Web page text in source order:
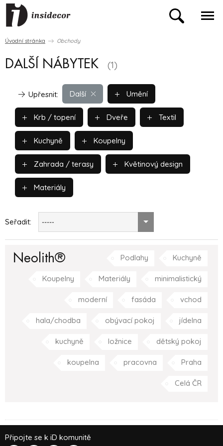
Úvodní stránka Obchody
DALŠÍ NÁBYTEK (1)
Další
Upřesnit: Umění
Krb / topení Dveře Textil
Kuchyně Koupelny
Zahrada / terasy Květinový design
Materiály
Seřadit: -----
Neolith® Podlahy Kuchyně
Koupelny Materiály minimalistický
moderní fasáda vchod
hala/chodba obývací pokoj jídelna
kuchyně ložnice dětský pokoj
koupelna pracovna Praha
Celá ČR
Připojte se k iD komunitě